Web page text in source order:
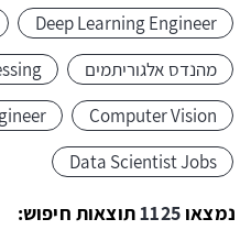
Deep Learning Engineer
מהנדס אלגוריתמים
Computer Vision
Data Scientist Jobs
נמצאו1125תוצאות חיפוש: